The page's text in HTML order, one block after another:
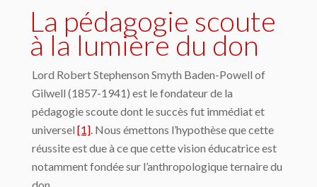
La pédagogie scoute
à la lumière du don
Lord Robert Stephenson Smyth Baden-Powell of
Gilwell (1857-1941) est le fondateur de la
pédagogie scoute dont le succès fut immédiat et
universel [1]. Nous émettons l’hypothèse que cette
réussite est due à ce que cette vision éducatrice est
notamment fondée sur l’anthropologique ternaire du